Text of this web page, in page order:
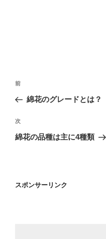
投
ナ
ビ
ゲ
ン
前
の
稿
前
綿花のグレードとは？
次
の
次
綿花の品種は主に4種類
スポンサーリンク